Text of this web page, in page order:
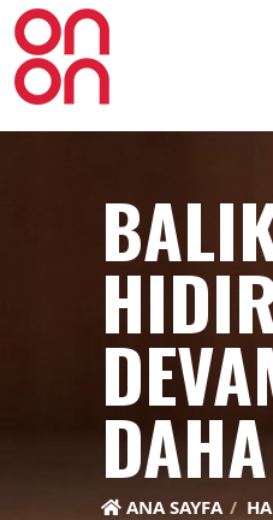
ANA SAYFA